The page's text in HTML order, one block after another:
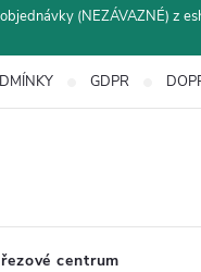
(NEZÁVAZNÉ) z
GDPR
centrum